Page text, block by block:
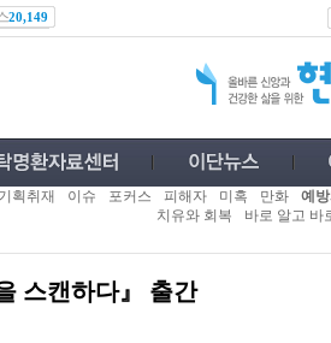
20,149
기획취재 이슈 포커스 피해자 미혹 만화 예
치유와 회복
바로 알고 바
스캔하다』 출간